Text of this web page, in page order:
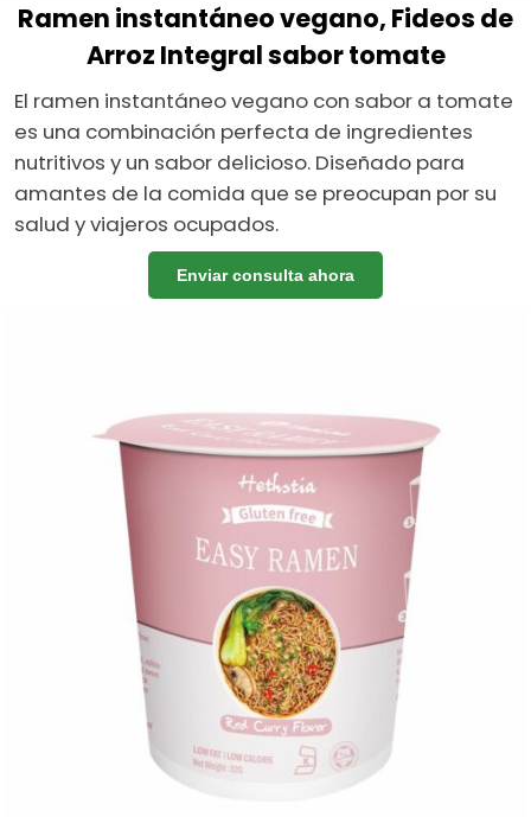
Ramen instantáneo vegano, Fideos de
Arroz Integral sabor tomate
El ramen instantáneo vegano con sabor a tomate
es una combinación perfecta de ingredientes
nutritivos y un sabor delicioso. Diseñado para
amantes de la comida que se preocupan por su
salud y viajeros ocupados.
Enviar consulta ahora